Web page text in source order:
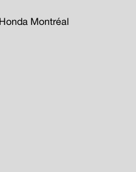
Montréal